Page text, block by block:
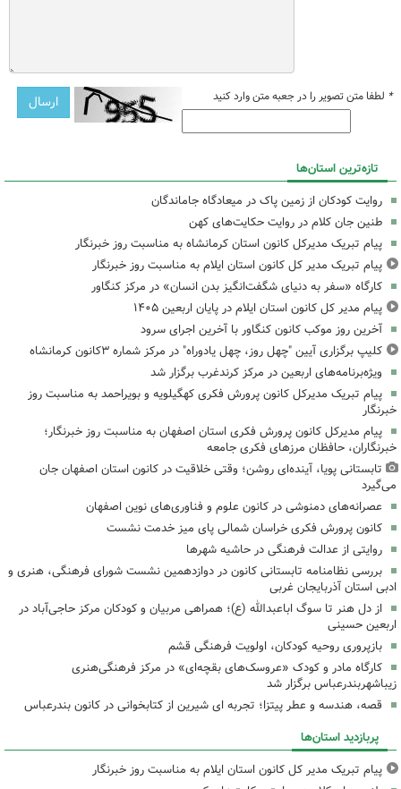
* لطفا متن تصویر را در جعبه متن وارد کنید
تازه‌ترین استان‌ها
روایت کودکان از زمین پاک در میعادگاه جاماندگان
طنین جان کلام در روایت حکایت‌های کهن
پیام تبریک مدیرکل کانون استان کرمانشاه به مناسبت روز خبرنگار
پیام تبریک مدیر کل کانون استان ایلام به مناسبت روز خبرنگار
کارگاه «سفر به دنیای شگفت‌انگیز بدن انسان» در مرکز کنگاور
پیام مدیر کل کانون استان ایلام در پایان اربعین ۱۴۰۵
آخرین روز موکب کانون کنگاور با آخرین اجرای سرود
کلیپ برگزاری آیین "چهل روز، چهل یادوراه" در مرکز شماره ۳کانون کرمانشاه
ویژه‌برنامه‌های اربعین در مرکز کرندغرب برگزار شد
پیام تبریک مدیرکل کانون پرورش فکری کهگیلویه و بویراحمد به مناسبت روز
خبرنگار
پیام مدیرکل کانون پرورش فکری استان اصفهان به مناسبت روز خبرنگار؛
خبرنگاران، حافظان مرزهای فکری جامعه
تابستانی پویا، آینده‌ای روشن؛ وقتی خلاقیت در کانون استان اصفهان جان
می‌گیرد
عصرانه‌های دمنوشی در کانون علوم و فناوری‌های نوین اصفهان
کانون پرورش فکری خراسان شمالی پای میز خدمت نشست
روایتی از عدالت فرهنگی در حاشیه شهرها
بررسی نظامنامه تابستانی کانون در دوازدهمین نشست شورای فرهنگی، هنری و
ادبی استان آذربایجان غربی
از دل هنر تا سوگ اباعبدالله (ع)؛ همراهی مربیان و کودکان مرکز حاجی‌آباد در
اربعین حسینی
بازپروری روحیه کودکان، اولویت فرهنگی قشم
کارگاه مادر و کودک «عروسک‌های بقچه‌ای» در مرکز فرهنگی‌هنری
زیباشهربندرعباس برگزار شد
قصه، هندسه و عطر پیتزا؛ تجربه ای شیرین از کتابخوانی در کانون بندرعباس
پربازدید استان‌ها
پیام تبریک مدیر کل کانون استان ایلام به مناسبت روز خبرنگار